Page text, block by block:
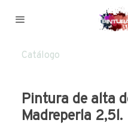
Catálogo
Pintura de alta
Madreperla 2,5l.